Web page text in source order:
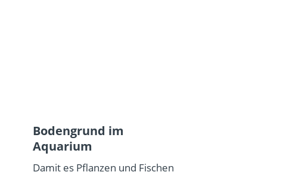
Bodengrund im
Aquarium
Damit es Pflanzen und Fischen